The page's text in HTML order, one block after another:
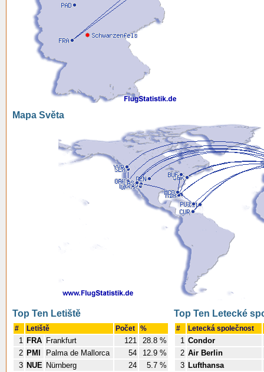
Mapa Světa
Top Ten Letiště
# Letiště Počet %
1 FRA Frankfurt 121
28.8 %
2 PMI Palma de Mallorca 54
12.9 %
3 NUE Nürnberg 24
5.7 %
Top Ten Letecké
# Letecká společnost
1 Condor
2 Air Berlin
3 Lufthansa